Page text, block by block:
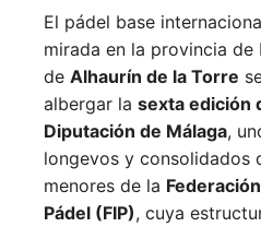
El pádel base
mirada en la provincia de
de Alhaurín de la Torre
albergar la sexta edición
Diputación de Málaga,
longevos y consolidados
menores de la
Pádel (FIP), cuya